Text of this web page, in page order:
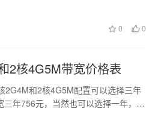
0 0
2核4G5M带宽价格表
2G4M和2核4G5M配置可以选择三年
年756元，当然也可以选择一年，服